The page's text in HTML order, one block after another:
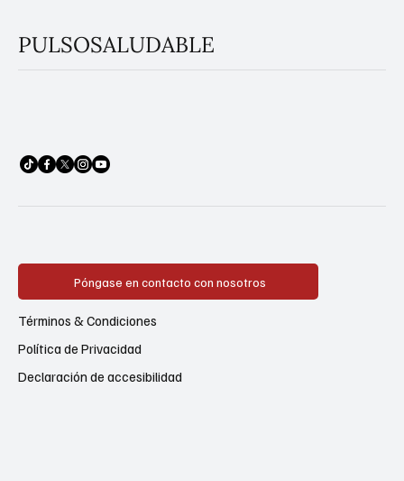
PULSOSALUDABLE
Póngase en contacto con nosotros
Política de Privacidad
Términos & Condiciones
Declaración de accesibilidad